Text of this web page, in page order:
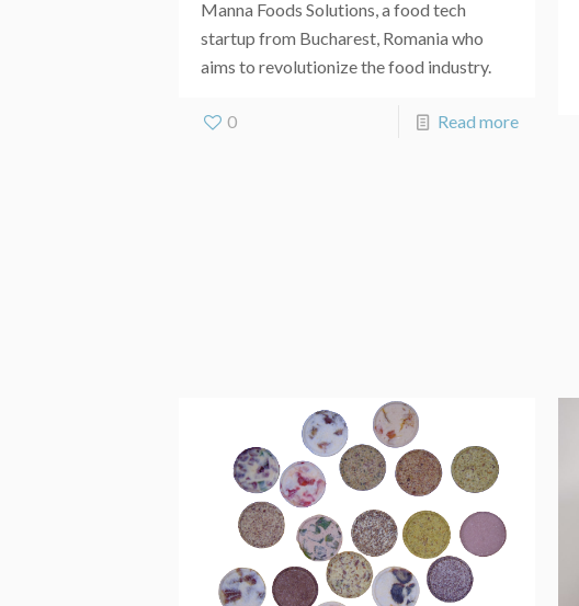
Manna Foods Solutions, a food tech
startup from Bucharest, Romania who
aims to revolutionize the food industry.
0 Read more